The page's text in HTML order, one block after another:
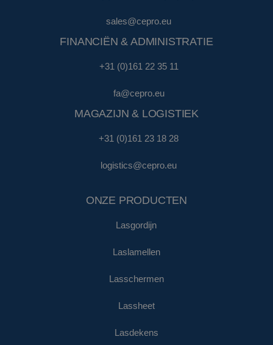
sales@cepro.eu
FINANCIËN & ADMINISTRATIE
+31 (0)161 22 35 11
fa@cepro.eu
MAGAZIJN & LOGISTIEK
+31 (0)161 23 18 28
logistics@cepro.eu
ONZE PRODUCTEN
Lasgordijn
Laslamellen
Lasschermen
Lassheet
Lasdekens